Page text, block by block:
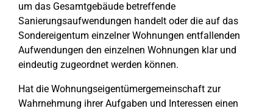
um das Gesamtgebäude betreffende
Sanierungsaufwendungen handelt oder die auf das
Sondereigentum einzelner Wohnungen entfallenden
Aufwendungen den einzelnen Wohnungen klar und
eindeutig zugeordnet werden können.
Hat die Wohnungseigentümergemeinschaft zur
Wahrnehmung ihrer Aufgaben und Interessen einen